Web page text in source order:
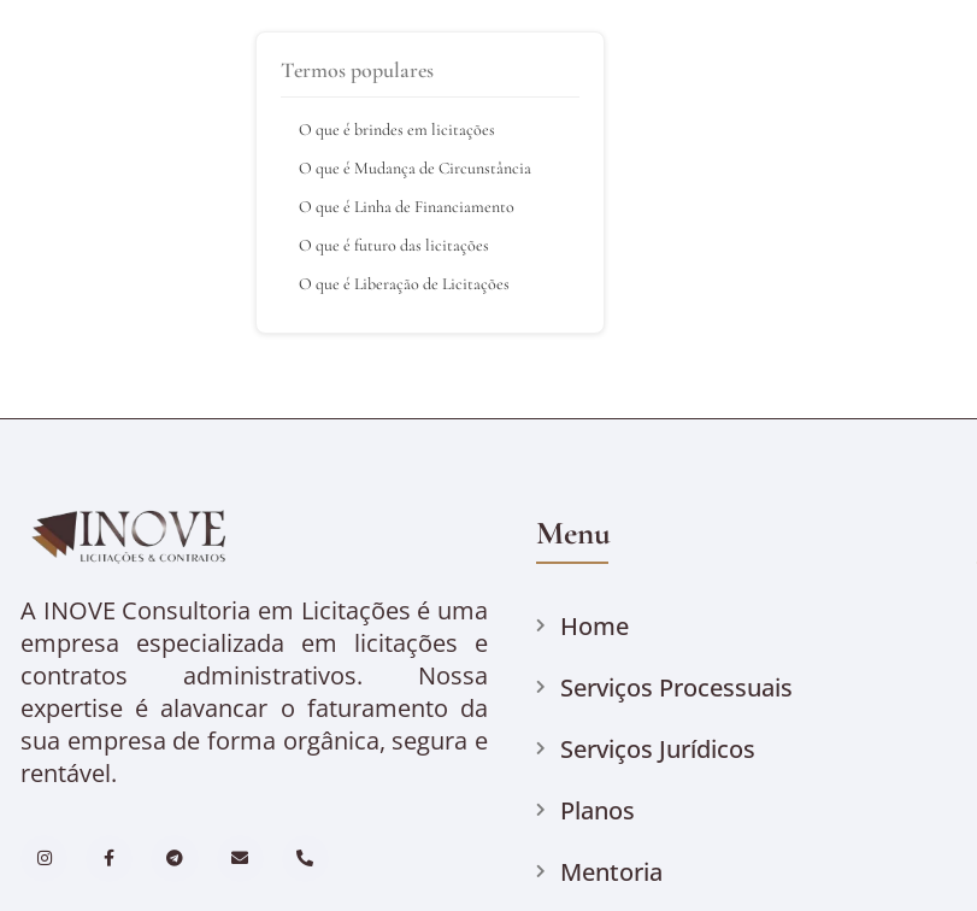
Termos populares
O que é brindes em licitações
O que é Mudança de Circunstância
O que é Linha de Financiamento
O que é futuro das licitações
O que é Liberação de Licitações
A INOVE Consultoria em Licitações é uma
empresa especializada em licitações e
contratos administrativos. Nossa
expertise é alavancar o faturamento da
sua empresa de forma orgânica, segura e
rentável.
Menu
Home
Serviços Processuais
Serviços Jurídicos
Planos
Mentoria